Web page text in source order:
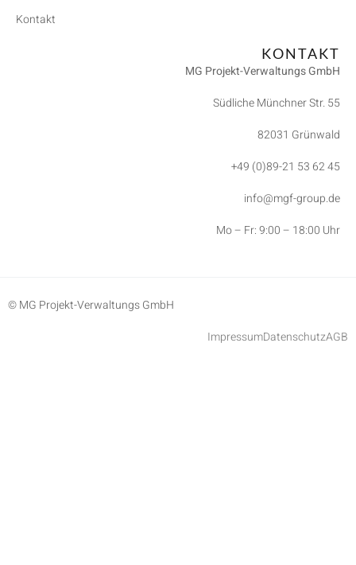
Kontakt
KONTAKT
MG Projekt-Verwaltungs GmbH
Südliche Münchner Str. 55
82031 Grünwald
+49 (0)89-21 53 62 45
info@mgf-group.de
Mo – Fr: 9:00 – 18:00 Uhr
© MG Projekt-Verwaltungs GmbH
AGB
Datenschutz
Impressum